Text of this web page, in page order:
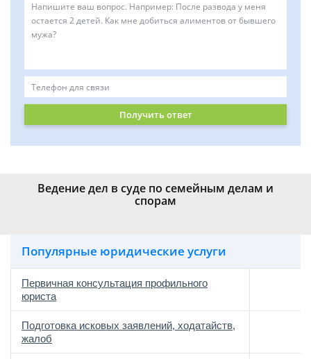
Получить ответ
Ведение дел в суде по семейным делам и
спорам
Популярные юридические услуги
Первичная консультация профильного
юриста
Подготовка исковых заявлений, ходатайств,
жалоб